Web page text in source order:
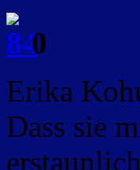
0
Erika
Dass sie